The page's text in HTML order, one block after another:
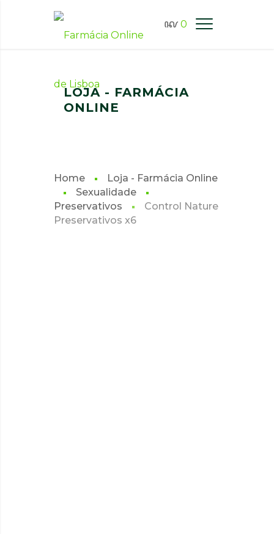
0
FARMÁCIA ONLINE LISBOA
LOJA - FARMÁCIA
ONLINE
Home
Loja - Farmácia Online
Sexualidade
Preservativos
Control Nature
Preservativos x6